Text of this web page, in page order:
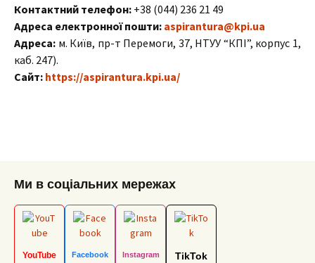
Контактний телефон: +38 (044) 236 21 49
Адреса електронної пошти: aspirantura@kpi.ua
Адреса: м. Київ, пр-т Перемоги, 37, НТУУ “КПІ”, корпус 1,
каб. 247).
Сайт: https://aspirantura.kpi.ua/
Ми в соціальних мережах
YouTube Facebook Instagram TikTok